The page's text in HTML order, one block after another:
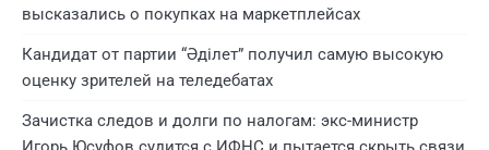
высказались о покупках на маркетплейсах
Кандидат от партии “Әділет” получил самую высокую
оценку зрителей на теледебатах
Зачистка следов и долги по налогам: экс-министр